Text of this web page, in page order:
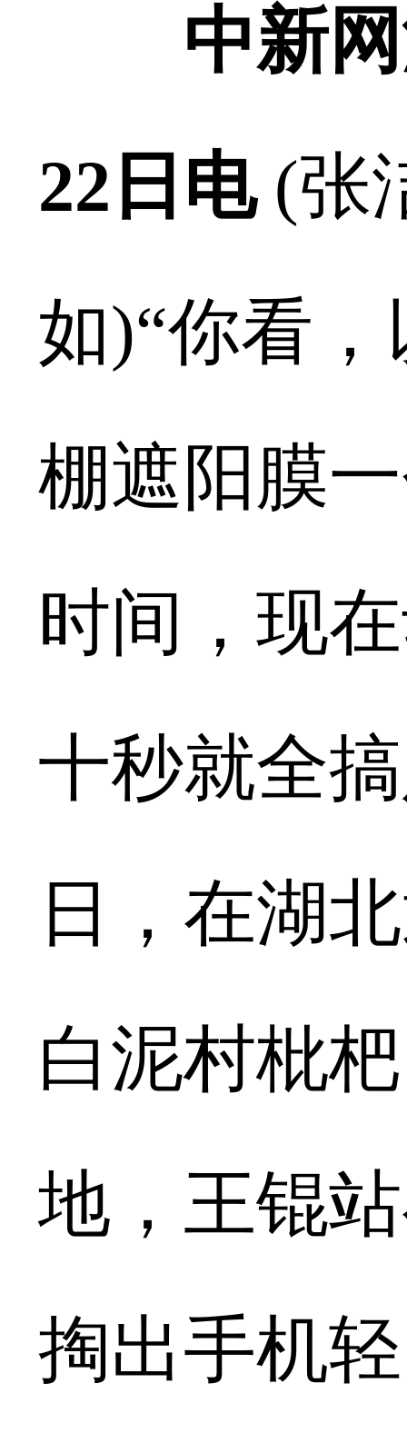
中新
22日电 (张
如)“你看
棚遮阳膜
时间，现
十秒就全
日，在湖
白泥村枇
地，王锟
掏出手机